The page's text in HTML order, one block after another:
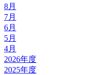
8月
7月
6月
5月
4月
2026年度
2025年度